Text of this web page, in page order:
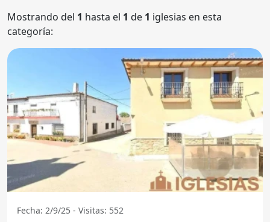
Mostrando del 1 hasta el 1 de 1 iglesias en esta
categoría:
Fecha: 2/9/25 - Visitas: 552